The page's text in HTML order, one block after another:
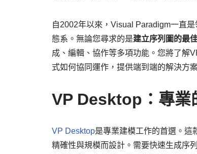
自2002年以來，Visual Paradigm一直
態系。無論您尋求的是建立序列圖的最
成、編輯、協作等多項功能。您將了解
式如何協同運作，提供端到端的解決方
VP Desktop：專業
VP Desktop是專業建模工作的首選。這
精確性與規模而設計。需要快速生成序